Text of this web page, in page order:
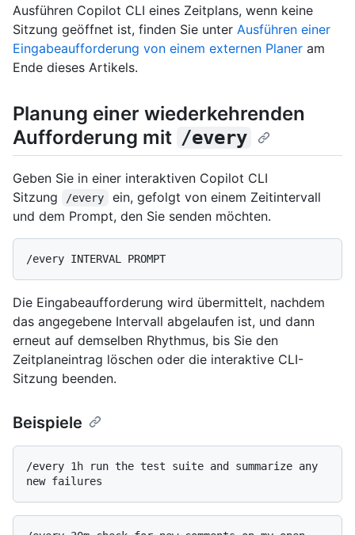
Ausführen Copilot CLI eines Zeitplans, wenn keine
Sitzung geöffnet ist, finden Sie unter Ausführen einer
Eingabeaufforderung von einem externen Planer am
Ende dieses Artikels.
Planung einer wiederkehrenden
Aufforderung mit /every
Geben Sie in einer interaktiven Copilot CLI
Sitzung
/every
ein, gefolgt von einem Zeitintervall
und dem Prompt, den Sie senden möchten.
Die Eingabeaufforderung wird übermittelt, nachdem
das angegebene Intervall abgelaufen ist, und dann
erneut auf demselben Rhythmus, bis Sie den
Zeitplaneintrag löschen oder die interaktive CLI-
Sitzung beenden.
Beispiele
/every 1h run the test suite and summarize any